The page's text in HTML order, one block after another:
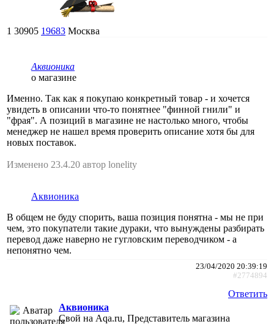
1 30905 19683 Москва
Аквионика
о магазине
Именно. Так как я покупаю конкретный товар - и хочется
увидеть в описании что-то понятнее "финной гнили" и
"фрая". А позиций в магазине не настолько много, чтобы
менеджер не нашел время проверить описание хотя бы для
новых поставок.
Изменено 23.4.20 автор lonelity
Аквионика
В общем не буду спорить, ваша позиция понятна - мы не при
чем, это покупатели такие дураки, что вынуждены разбирать
перевод даже наверно не гугловским переводчиком - а
непонятно чем.
23/04/2020 20:39:19
#2774894
Ответить
Аквионика
Свой на Aqa.ru, Представитель магазина